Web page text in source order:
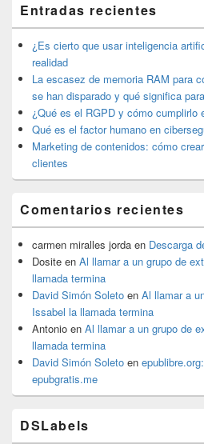
área
de
widget
barra
lateral
primaria
Entradas recientes
¿Es cierto que usar inteligencia
realidad
La escasez de memoria RAM para
se han disparado y qué significa
¿Qué es el RGPD y cómo cumplirlo
Qué es el factor humano en
Marketing de contenidos: cómo
clientes
Comentarios recientes
carmen miralles jorda en Descarga
Dosite en Al llamar a un grupo de
llamada termina
David Simón Soleto en Al llamar a
Issabel la llamada termina
Antonio en Al llamar a un grupo de
llamada termina
David Simón Soleto en
epubgratis.me
DSLabels